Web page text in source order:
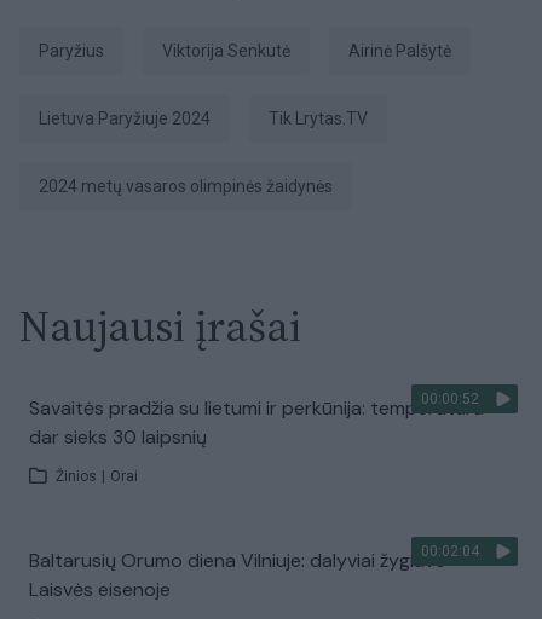
Paryžius Viktorija Senkutė Airinė Palšytė
Lietuva Paryžiuje 2024 tik Lrytas.TV
2024 metų vasaros olimpinės žaidynės
Naujausi įrašai
00:00:52
Savaitės pradžia su lietumi ir perkūnija: temperatūra
dar sieks 30 laipsnių
Žinios Orai
00:02:04
Baltarusių Orumo diena Vilniuje: dalyviai žygiavo
Laisvės eisenoje